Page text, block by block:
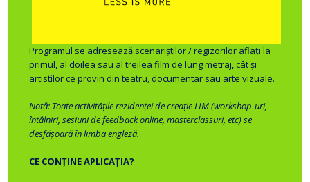
Programul se adresează scenariștilor / regizorilor aflați la
primul, al doilea sau al treilea film de lung metraj, cât și
artistilor ce provin din teatru, documentar sau arte vizuale.
Notă: Toate activitățile rezidenței de creație LIM (workshop-uri,
întâlniri, sesiuni de feedback online, masterclassuri, etc) se
desfășoară în limba engleză.
CE CONȚINE APLICAȚIA?